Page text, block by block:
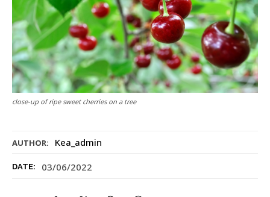
AUTHOR: Kea_admin
DATE: 03/06/2022
close-up of ripe sweet cherries on a tree